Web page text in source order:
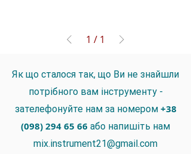
1 / 1
Як що сталося так, що Ви не знайшли
потрібного вам інструменту -
зателефонуйте нам за номером +38
(098) 294 65 66 або напишіть нам
mix.instrument21@gmail.com